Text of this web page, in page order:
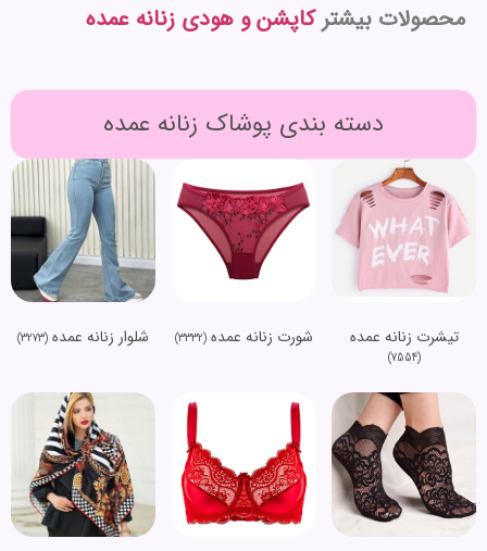
محصولات بیشترکاپشن و هودی زنانه عمده
دسته بندی پوشاک زنانه عمده
تیشرت زنانه عمده
(7554)
شورت زنانه عمده(3332) شلوار زنانه عمده(3273)